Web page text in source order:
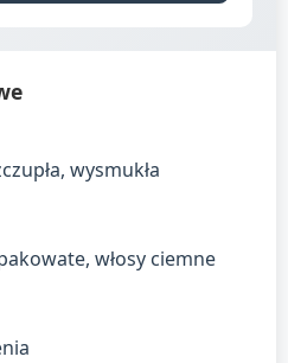
wysmukła
włosy ciemne